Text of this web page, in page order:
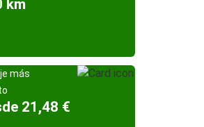
km
más
21,48 €